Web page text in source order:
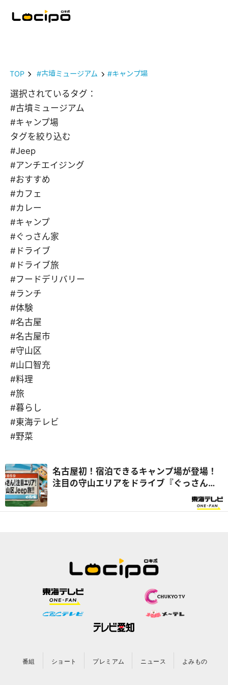
TOP #古墳ミュージアム #キャンプ場
選択されているタグ：
#古墳ミュージアム
#キャンプ場
タグを絞り込む
#Jeep
#アンチエイジング
#おすすめ
#カフェ
#カレー
#キャンプ
#ぐっさん家
#ドライブ
#ドライブ旅
#フードデリバリー
#ランチ
#体験
#名古屋
#名古屋市
#守山区
#山口智充
#料理
#旅
#暮らし
#東海テレビ
#野菜
名古屋初！宿泊できるキャンプ場が登場！
注目の守山エリアをドライブ『ぐっさん
番組 ショート プレミアム ニュース よみもの